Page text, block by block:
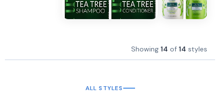
Showing 14 of 14 styles
ALL STYLES